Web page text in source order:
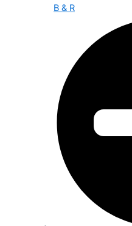
B & R